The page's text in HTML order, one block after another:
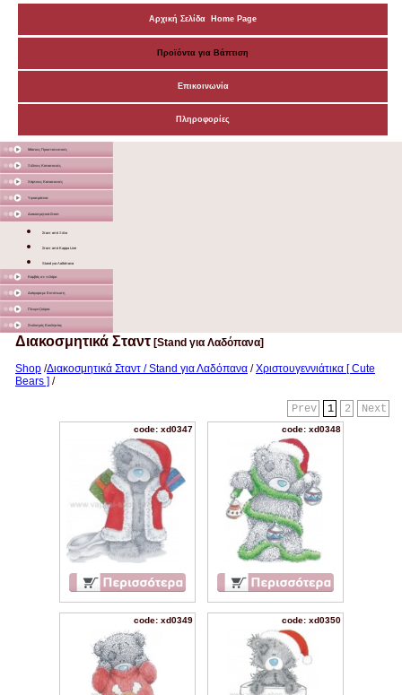
Αρχική Σελίδα Home Page
Προϊόντα για Βάπτιση
Επικοινωνία
Πληροφορίες
Μάσκες Προστατευτικές
Ξύλινες Κατασκευές
Χάρτινες Κατασκευές
Υφασμάτινα
Διακοσμητικά Σταντ
Σταντ από Ξύλο
Σταντ από Kappa Line
Stand για Λαδόπανα
Καμβάς σε τελάρο
Διάφορα με Εκτύπωση
Γλειφιτζούρια
Στολισμός Εκκλησίας
Διακοσμητικά Σταντ [Stand για Λαδόπανα]
Shop /Διακοσμητικά Σταντ / Stand για Λαδόπανα /Χριστουγεννιάτικα [ Cute
Bears ] /
Next
2
1
Prev
code: xd0347 code: xd0348
code: xd0349 code: xd0350